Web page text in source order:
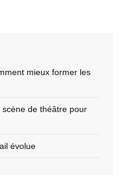
mieux former les
de théâtre pour
évolue